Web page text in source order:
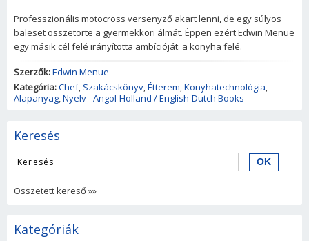
Professzionális motocross versenyző akart lenni, de egy súlyos
baleset összetörte a gyermekkori álmát. Éppen ezért Edwin Menue
egy másik cél felé irányította ambícióját: a konyha felé.
Szerzők:Edwin Menue
Kategória:Chef, Szakácskönyv,Étterem,Konyhatechnológia,
Alapanyag,Nyelv - Angol-Holland / English-Dutch Books
Keresés
Összetett kereső »»
Kategóriák